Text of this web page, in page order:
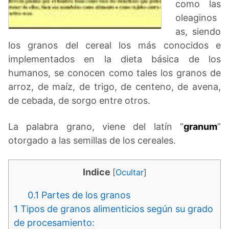
como las
oleaginos
as, siendo
los granos del cereal los más conocidos e
implementados en la dieta básica de los
humanos, se conocen como tales los granos de
arroz, de maíz, de trigo, de centeno, de avena,
de cebada, de sorgo entre otros.
La palabra grano, viene del latín “granum”
otorgado a las semillas de los cereales.
Indice [Ocultar]
0.1 Partes de los granos
1 Tipos de granos alimenticios según su grado
de procesamiento: